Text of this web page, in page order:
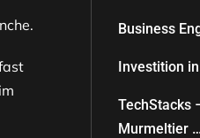
Business
Investition
TechStacks
Murmeltier